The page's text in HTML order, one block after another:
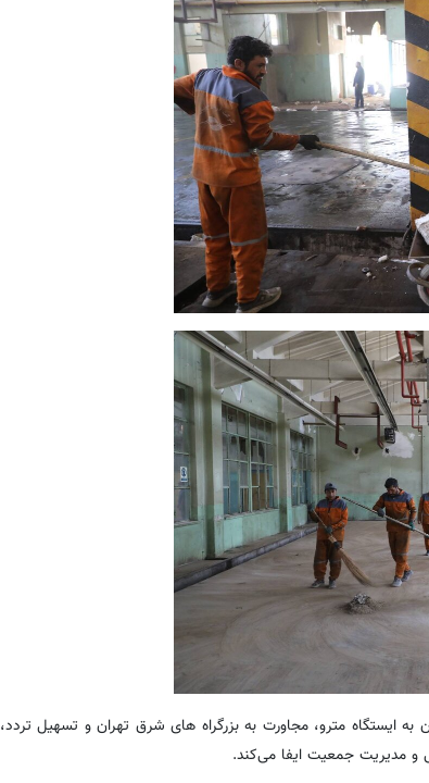
آسان به ایستگاه مترو، مجاورت به بزرگراه های شرق تهران و تسهیل تردد،
مدیریت جمعیت ایفا می‌کند.